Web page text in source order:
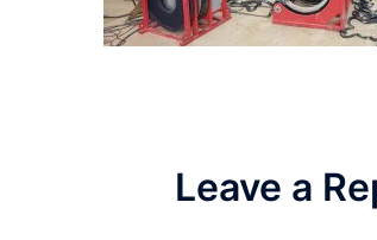
Leave a